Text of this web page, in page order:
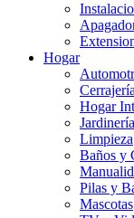
Hogar
Hogar
Jardinería
Limpieza
Baños y
Pilas y
Mascotas